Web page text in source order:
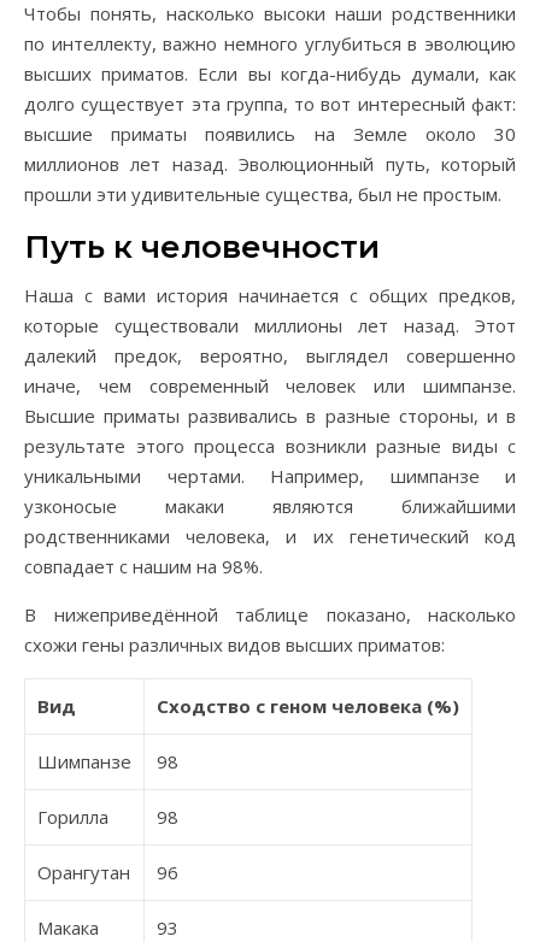
Чтобы понять, насколько высоки наши родственники
по интеллекту, важно немного углубиться в эволюцию
высших приматов. Если вы когда-нибудь думали, как
долго существует эта группа, то вот интересный факт:
высшие приматы появились на Земле около 30
миллионов лет назад. Эволюционный путь, который
прошли эти удивительные существа, был не простым.
Путь к человечности
Наша с вами история начинается с общих предков,
которые существовали миллионы лет назад. Этот
далекий предок, вероятно, выглядел совершенно
иначе, чем современный человек или шимпанзе.
Высшие приматы развивались в разные стороны, и в
результате этого процесса возникли разные виды с
уникальными чертами. Например, шимпанзе и
узконосые макаки являются ближайшими
родственниками человека, и их генетический код
совпадает с нашим на 98%.
В нижеприведённой таблице показано, насколько
схожи гены различных видов высших приматов:
Вид Сходство с геном человека (%)
Шимпанзе 98
Горилла 98
Орангутан 96
Макака 93